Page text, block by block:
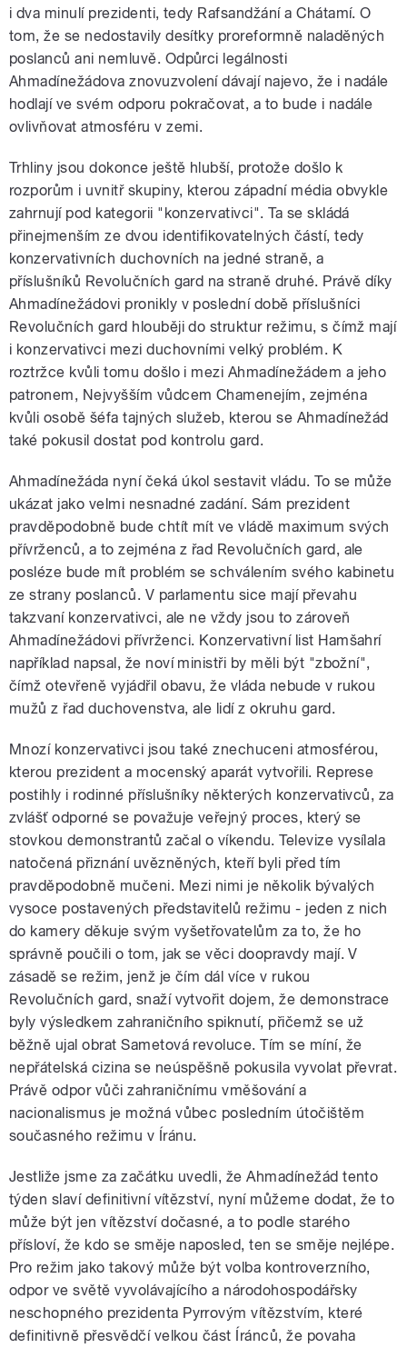
i dva minulí prezidenti, tedy Rafsandžání a Chátamí. O
tom, že se nedostavily desítky proreformně naladěných
poslanců ani nemluvě. Odpůrci legálnosti
Ahmadínežádova znovuzvolení dávají najevo, že i nadále
hodlají ve svém odporu pokračovat, a to bude i nadále
ovlivňovat atmosféru v zemi.
Trhliny jsou dokonce ještě hlubší, protože došlo k
rozporům i uvnitř skupiny, kterou západní média obvykle
zahrnují pod kategorii "konzervativci". Ta se skládá
přinejmenším ze dvou identifikovatelných částí, tedy
konzervativních duchovních na jedné straně, a
příslušníků Revolučních gard na straně druhé. Právě díky
Ahmadínežádovi pronikly v poslední době příslušníci
Revolučních gard hlouběji do struktur režimu, s čímž mají
i konzervativci mezi duchovními velký problém. K
roztržce kvůli tomu došlo i mezi Ahmadínežádem a jeho
patronem, Nejvyšším vůdcem Chamenejím, zejména
kvůli osobě šéfa tajných služeb, kterou se Ahmadínežád
také pokusil dostat pod kontrolu gard.
Ahmadínežáda nyní čeká úkol sestavit vládu. To se může
ukázat jako velmi nesnadné zadání. Sám prezident
pravděpodobně bude chtít mít ve vládě maximum svých
přívrženců, a to zejména z řad Revolučních gard, ale
posléze bude mít problém se schválením svého kabinetu
ze strany poslanců. V parlamentu sice mají převahu
takzvaní konzervativci, ale ne vždy jsou to zároveň
Ahmadínežádovi přívrženci. Konzervativní list Hamšahrí
například napsal, že noví ministři by měli být "zbožní",
čímž otevřeně vyjádřil obavu, že vláda nebude v rukou
mužů z řad duchovenstva, ale lidí z okruhu gard.
Mnozí konzervativci jsou také znechuceni atmosférou,
kterou prezident a mocenský aparát vytvořili. Represe
postihly i rodinné příslušníky některých konzervativců, za
zvlášť odporné se považuje veřejný proces, který se
stovkou demonstrantů začal o víkendu. Televize vysílala
natočená přiznání uvězněných, kteří byli před tím
pravděpodobně mučeni. Mezi nimi je několik bývalých
vysoce postavených představitelů režimu - jeden z nich
do kamery děkuje svým vyšetřovatelům za to, že ho
správně poučili o tom, jak se věci doopravdy mají. V
zásadě se režim, jenž je čím dál více v rukou
Revolučních gard, snaží vytvořit dojem, že demonstrace
byly výsledkem zahraničního spiknutí, přičemž se už
běžně ujal obrat Sametová revoluce. Tím se míní, že
nepřátelská cizina se neúspěšně pokusila vyvolat převrat.
Právě odpor vůči zahraničnímu vměšování a
nacionalismus je možná vůbec posledním útočištěm
současného režimu v Íránu.
Jestliže jsme za začátku uvedli, že Ahmadínežád tento
týden slaví definitivní vítězství, nyní můžeme dodat, že to
může být jen vítězství dočasné, a to podle starého
přísloví, že kdo se směje naposled, ten se směje nejlépe.
Pro režim jako takový může být volba kontroverzního,
odpor ve světě vyvolávajícího a národohospodářsky
neschopného prezidenta Pyrrovým vítězstvím, které
definitivně přesvědčí velkou část Íránců, že povaha